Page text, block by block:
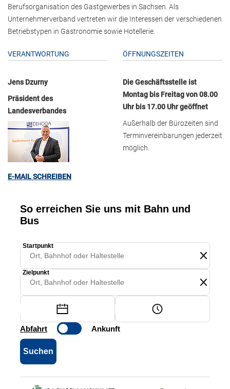
Berufsorganisation des Gastgewerbes in Sachsen. Als
Unternehmerverband vertreten wir die Interessen der verschiedenen
Betriebstypen in Gastronomie sowie Hotellerie.
VERANTWORTUNG
Jens Dzurny
Präsident des
Landesverbandes
E-MAIL SCHREIBEN
ÖFFNUNGSZEITEN
Die Geschäftsstelle ist
Montag bis Freitag von 08.00
Uhr bis 17.00 Uhr geöffnet
Außerhalb der Bürozeiten sind
Terminvereinbarungen jederzeit
möglich.